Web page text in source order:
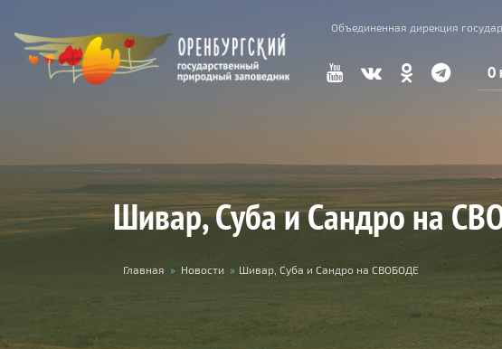
Объединенная дирекция
О
Шивар, Суба и Сандро на
Вы здесь
Главная » Новости » Шивар, Суба и Сандро на СВОБОДЕ